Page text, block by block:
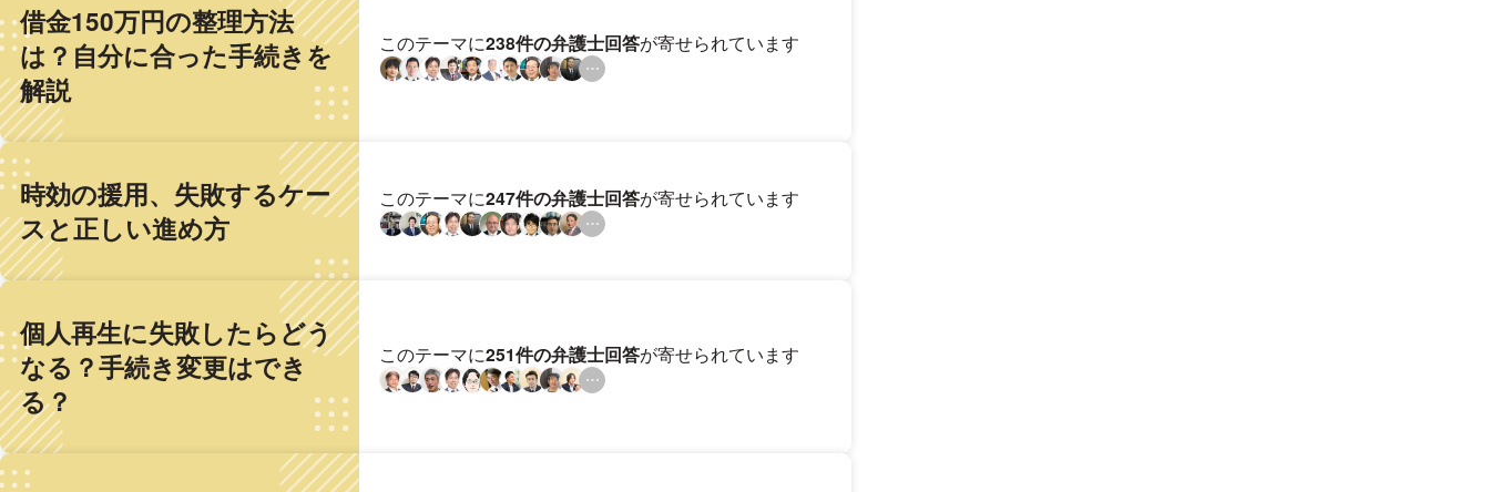
借金150万円の整理方法
は？自分に合った手続きを
解説
このテーマに238件の弁護士回答が寄せられています
時効の援用、失敗するケー
スと正しい進め方
このテーマに247件の弁護士回答が寄せられています
個人再生に失敗したらどう
なる？手続き変更はでき
る？
このテーマに251件の弁護士回答が寄せられています